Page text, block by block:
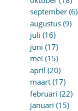
september (6)
augustus (9)
juli (16)
juni (17)
mei (15)
april (20)
maart (17)
februari (22)
januari (15)